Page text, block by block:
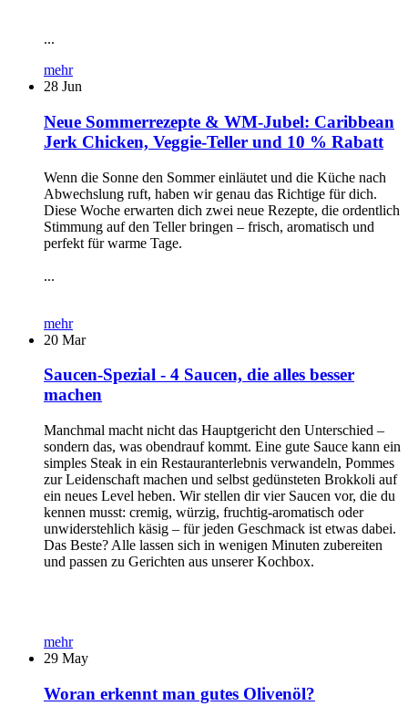
...
mehr
28 Jun
Neue Sommerrezepte & WM-Jubel: Caribbean
Jerk Chicken, Veggie-Teller und 10 % Rabatt
Wenn die Sonne den Sommer einläutet und die Küche nach
Abwechslung ruft, haben wir genau das Richtige für dich.
Diese Woche erwarten dich zwei neue Rezepte, die ordentlich
Stimmung auf den Teller bringen – frisch, aromatisch und
perfekt für warme Tage.
...
mehr
20 Mar
Saucen-Spezial - 4 Saucen, die alles besser
machen
Manchmal macht nicht das Hauptgericht den Unterschied –
sondern das, was obendrauf kommt. Eine gute Sauce kann ein
simples Steak in ein Restauranterlebnis verwandeln, Pommes
zur Leidenschaft machen und selbst gedünsteten Brokkoli auf
ein neues Level heben. Wir stellen dir vier Saucen vor, die du
kennen musst: cremig, würzig, fruchtig-aromatisch oder
unwiderstehlich käsig – für jeden Geschmack ist etwas dabei.
Das Beste? Alle lassen sich in wenigen Minuten zubereiten
und passen zu Gerichten aus unserer Kochbox.
mehr
29 May
Woran erkennt man gutes Olivenöl?